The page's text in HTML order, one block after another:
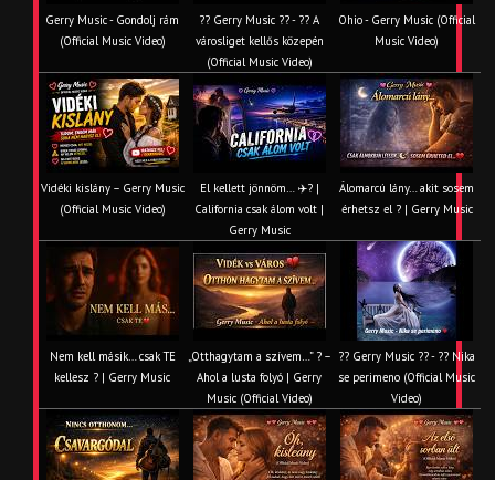
Gerry Music - Gondolj rám
(Official Music Video)
?? Gerry Music ?? - ?? A
városliget kellős közepén
(Official Music Video)
Ohio - Gerry Music (Official
Music Video)
Vidéki kislány – Gerry Music
(Official Music Video)
El kellett jönnöm… ✈️? |
California csak álom volt |
Gerry Music
Álomarcú lány… akit sosem
érhetsz el ? | Gerry Music
Nem kell másik… csak TE
kellesz ? | Gerry Music
„Otthagytam a szívem…” ? –
Ahol a lusta folyó | Gerry
Music (Official Video)
?? Gerry Music ?? - ?? Nika
se perimeno (Official Music
Video)